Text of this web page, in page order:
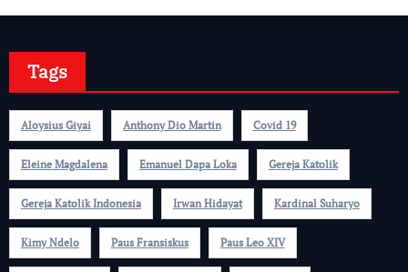
Tags
Aloysius Giyai Anthony Dio Martin Covid 19
Eleine Magdalena Emanuel Dapa Loka Gereja Katolik
Gereja Katolik Indonesia Irwan Hidayat Kardinal Suharyo
Kimy Ndelo Paus Fransiskus Paus Leo XIV